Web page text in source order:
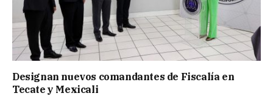
Designan nuevos comandantes de Fiscalía en
Tecate y Mexicali